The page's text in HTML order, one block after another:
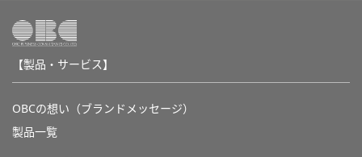
【製品・サービス】
OBCの想い（ブランドメッセージ）
製品一覧